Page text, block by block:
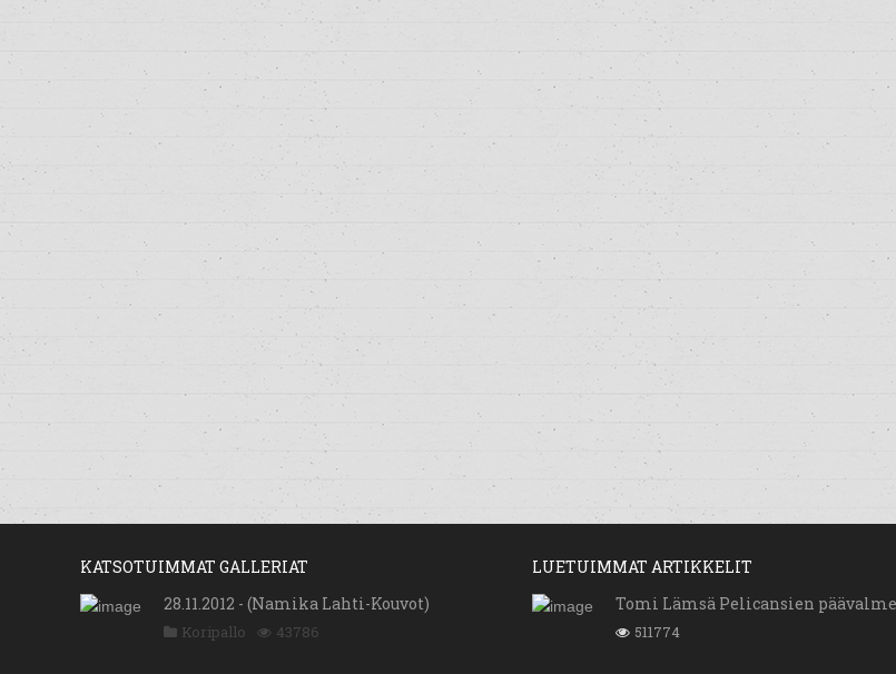
KATSOTUIMMAT GALLERIAT
28.11.2012 - (Namika Lahti-Kouvot)
Koripallo 43786
LUETUIMMAT ARTIKKELIT
Tomi Lämsä Pelicansien
511774